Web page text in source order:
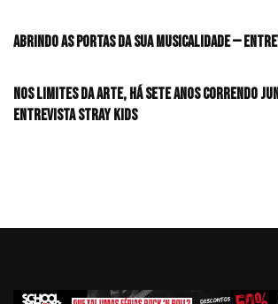
Abrindo as portas da sua musicalidade —
Nos limites da arte, há sete anos correndo
Entrevista Stray Kids